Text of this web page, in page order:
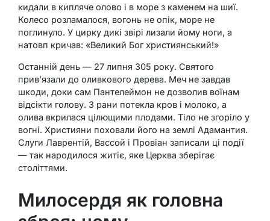
кидали в кипляче олово і в море з каменем на шиї.
Колесо розламалося, вогонь не опік, море не
поглинуло. У цирку дикі звірі лизали йому ноги, а
натовп кричав: «Великий Бог християнський!»
Останній день — 27 липня 305 року. Святого
прив’язали до оливкового дерева. Меч не завдав
шкоди, доки сам Пантелеймон не дозволив воїнам
відсікти голову. З рани потекла кров і молоко, а
олива вкрилася цілющими плодами. Тіло не згоріло у
вогні. Християни поховали його на землі Адамантия.
Слуги Лаврентій, Вассой і Провіан записали ці події
— так народилося житіє, яке Церква зберігає
століттями.
Милосердя як головна